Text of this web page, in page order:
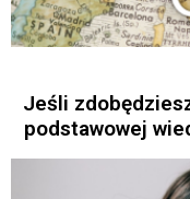
Jeśli
podstawowej